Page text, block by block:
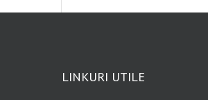
LINKURI UTILE